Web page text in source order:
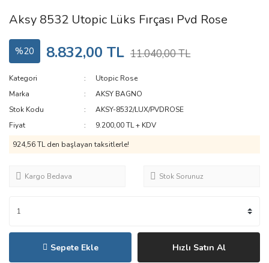
Aksy 8532 Utopic Lüks Fırçası Pvd Rose
%20 8.832,00 TL 11.040,00 TL
Kategori
Utopic Rose
Marka
AKSY BAGNO
Stok Kodu
AKSY-8532/LUX/PVDROSE
Fiyat
9.200,00 TL + KDV
924,56 TL den başlayan taksitlerle!
Kargo Bedava Stok Sorunuz
Sepete Ekle Hızlı Satın Al